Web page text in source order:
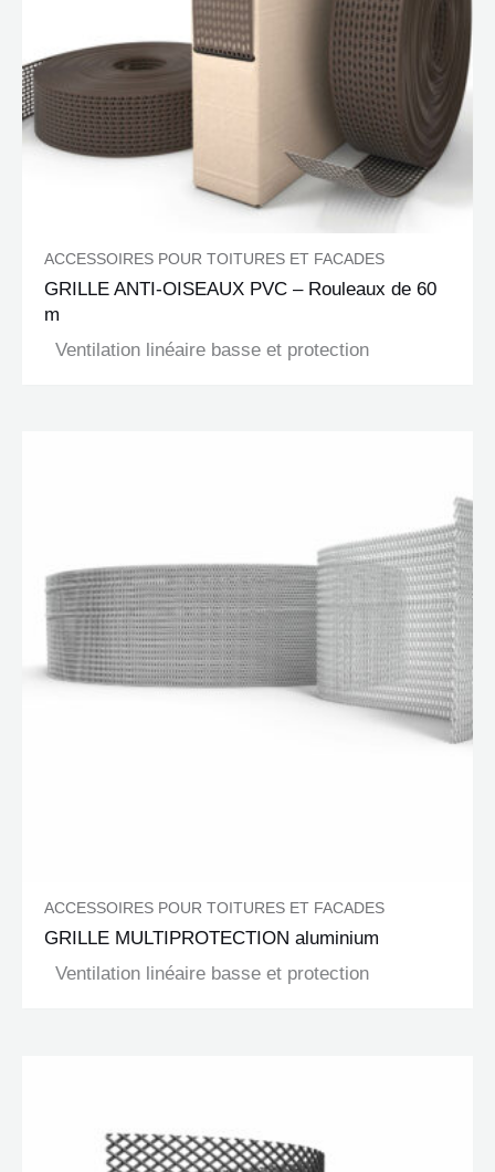
ACCESSOIRES POUR TOITURES ET FACADES
GRILLE ANTI-OISEAUX PVC – Rouleaux de 60
m
Ventilation linéaire basse et protection
ACCESSOIRES POUR TOITURES ET FACADES
GRILLE MULTIPROTECTION aluminium
Ventilation linéaire basse et protection